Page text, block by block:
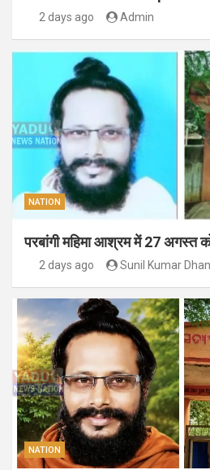
2 days ago Admin
NATION
परबांगी महिमा आश्रम में 27 अगस्त
2 days ago Sunil Kumar
NATION